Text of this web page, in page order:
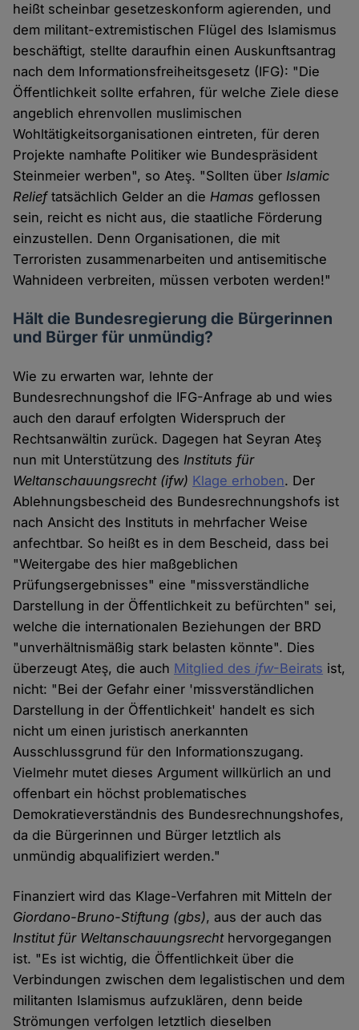
heißt scheinbar gesetzeskonform agierenden, und
dem militant-extremistischen Flügel des Islamismus
beschäftigt, stellte daraufhin einen Auskunftsantrag
nach dem Informationsfreiheitsgesetz (IFG): "Die
Öffentlichkeit sollte erfahren, für welche Ziele diese
angeblich ehrenvollen muslimischen
Wohltätigkeitsorganisationen eintreten, für deren
Projekte namhafte Politiker wie Bundespräsident
Steinmeier werben", so Ateş. "Sollten überIslamic
Relieftatsächlich Gelder an dieHamas geflossen
sein, reicht es nicht aus, die staatliche Förderung
einzustellen. Denn Organisationen, die mit
Terroristen zusammenarbeiten und antisemitische
Wahnideen verbreiten, müssen verboten werden!"
Hält die Bundesregierung die Bürgerinnen
und Bürger für unmündig?
Wie zu erwarten war, lehnte der
Bundesrechnungshof die IFG-Anfrage ab und wies
auch den darauf erfolgten Widerspruch der
Rechtsanwältin zurück. Dagegen hat Seyran Ateş
nun mit Unterstützung desInstituts für
Weltanschauungsrecht (ifw) Klage erhoben. Der
Ablehnungsbescheid des Bundesrechnungshofs ist
nach Ansicht des Instituts in mehrfacher Weise
anfechtbar. So heißt es in dem Bescheid, dass bei
"Weitergabe des hier maßgeblichen
Prüfungsergebnisses" eine "missverständliche
Darstellung in der Öffentlichkeit zu befürchten" sei,
welche die internationalen Beziehungen der BRD
"unverhältnismäßig stark belasten könnte". Dies
überzeugt Ateş, die auch Mitglied desifw-Beirats ist,
nicht: "Bei der Gefahr einer 'missverständlichen
Darstellung in der Öffentlichkeit' handelt es sich
nicht um einen juristisch anerkannten
Ausschlussgrund für den Informationszugang.
Vielmehr mutet dieses Argument willkürlich an und
offenbart ein höchst problematisches
Demokratieverständnis des Bundesrechnungshofes,
da die Bürgerinnen und Bürger letztlich als
unmündig abqualifiziert werden."
Finanziert wird das Klage-Verfahren mit Mitteln der
Giordano-Bruno-Stiftung (gbs), aus der auch das
Institut für Weltanschauungsrechthervorgegangen
ist. "Es ist wichtig, die Öffentlichkeit über die
Verbindungen zwischen dem legalistischen und dem
militanten Islamismus aufzuklären, denn beide
Strömungen verfolgen letztlich dieselben